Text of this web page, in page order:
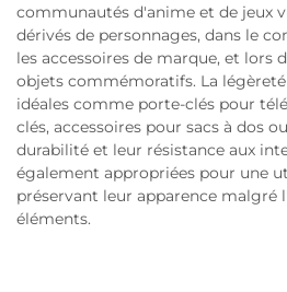
communautés d'anime et de jeux
dérivés de personnages, dans le
les accessoires de marque, et lors
objets commémoratifs. La
idéales comme porte-clés pour
clés, accessoires pour sacs à dos
durabilité et leur résistance aux
également appropriées pour une
préservant leur apparence malgré
éléments.